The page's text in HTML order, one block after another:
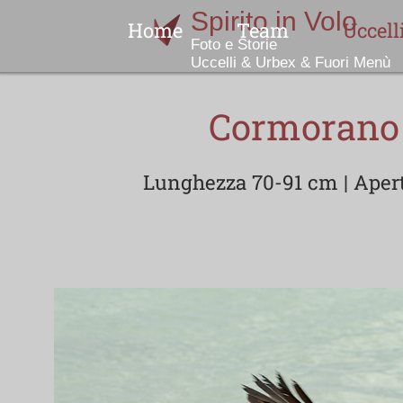
Home Team
Indice
Lunghezza 70-91 cm |